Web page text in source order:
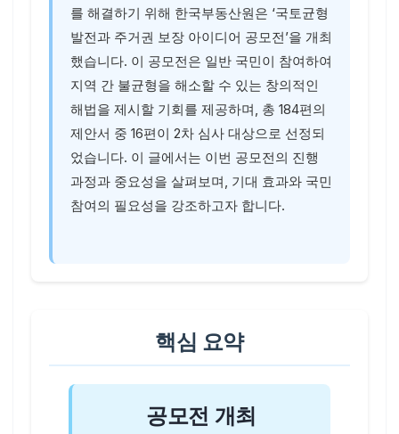
를 해결하기 위해 한국부동산원은 ‘국토균형
발전과 주거권 보장 아이디어 공모전’을 개최
했습니다. 이 공모전은 일반 국민이 참여하여
지역 간 불균형을 해소할 수 있는 창의적인
해법을 제시할 기회를 제공하며, 총 184편의
제안서 중 16편이 2차 심사 대상으로 선정되
었습니다. 이 글에서는 이번 공모전의 진행
과정과 중요성을 살펴보며, 기대 효과와 국민
참여의 필요성을 강조하고자 합니다.
핵심 요약
공모전 개최